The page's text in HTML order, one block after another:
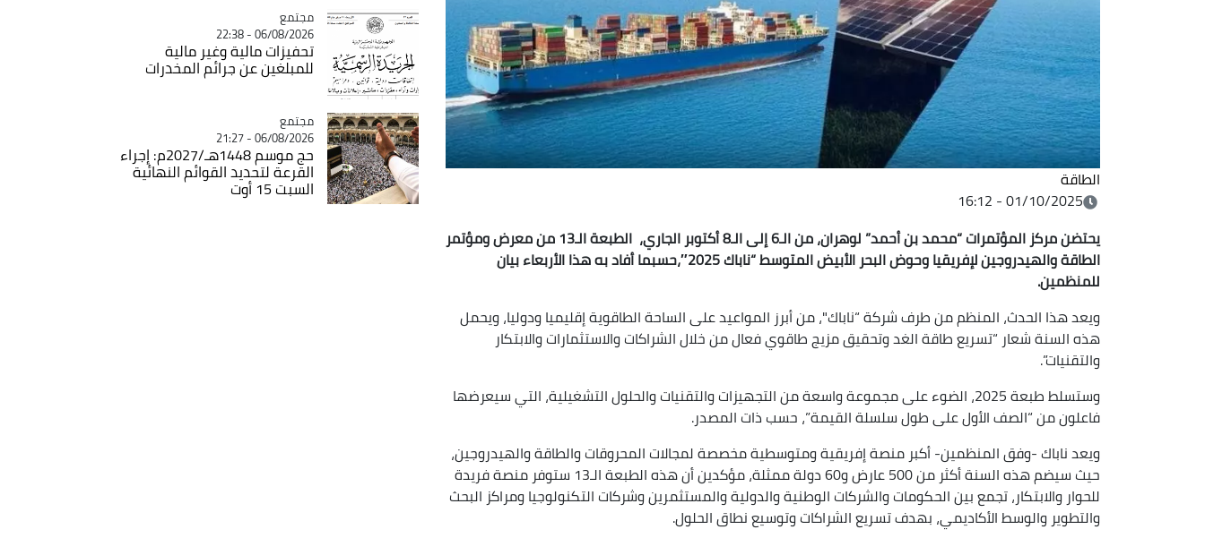
الطاقة
01/10/2025 - 16:12
يحتضن مركز المؤتمرات “محمد بن أحمد” لوهران، من الـ6 إلى الـ8 أكتوبر الجاري، الطبعة الـ13 من معرض ومؤتمر
الطاقة والهيدروجين لإفريقيا وحوض البحر الأبيض المتوسط “ناباك 2025″،حسبما أفاد به هذا الأربعاء بيان
للمنظمين.
ويعد هذا الحدث، المنظم من طرف شركة “ناباك"، من أبرز المواعيد على الساحة الطاقوية إقليميا ودوليا، ويحمل
هذه السنة شعار “تسريع طاقة الغد وتحقيق مزيج طاقوي فعال من خلال الشراكات والاستثمارات والابتكار
والتقنيات”.
وستسلط طبعة 2025، الضوء على مجموعة واسعة من التجهيزات والتقنيات والحلول التشغيلية، التي سيعرضها
فاعلون من “الصف الأول على طول سلسلة القيمة”، حسب ذات المصدر.
ويعد ناباك -وفق المنظمين- أكبر منصة إفريقية ومتوسطية مخصصة لمجالات المحروقات والطاقة والهيدروجين،
حيث سيضم هذه السنة أكثر من 500 عارض و60 دولة ممثلة، مؤكدين أن هذه الطبعة الـ13 ستوفر منصة فريدة
للحوار والابتكار، تجمع بين الحكومات والشركات الوطنية والدولية والمستثمرين وشركات التكنولوجيا ومراكز البحث
والتطوير والوسط الأكاديمي، بهدف تسريع الشراكات وتوسيع نطاق الحلول.
Catégorie
مجتمع
06/08/2026 - 22:38
تحفيزات مالية وغير مالية
للمبلغين عن جرائم المخدرات
Catégorie
مجتمع
06/08/2026 - 21:27
حج موسم 1448هـ/2027م: إجراء
القرعة لتحديد القوائم النهائية
السبت 15 أوت